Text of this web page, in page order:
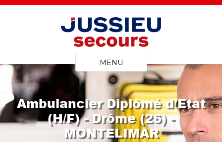
MENU
Ambulancier Diplômé d'Etat
(H/F) - Drôme (26) -
MONTELIMAR